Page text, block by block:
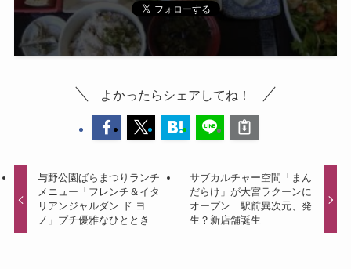
よかったらシェアしてね！
与野公園ばらまつりランチ
メニュー「フレンチ＆イタ
リアンジャルダン ド ヨ
ノ」プチ優雅なひととき
サブカルチャー空間「まん
だらけ」が大宮ラクーンに
オープン 駅前異次元、発
生？新店舗誕生